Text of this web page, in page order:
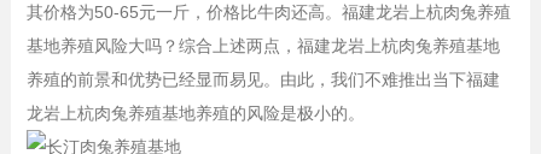
其价格为50-65元一斤，价格比牛肉还高。福建龙岩上杭肉兔养殖
基地养殖风险大吗？综合上述两点，福建龙岩上杭肉兔养殖基地
养殖的前景和优势已经显而易见。由此，我们不难推出当下福建
龙岩上杭肉兔养殖基地养殖的风险是极小的。